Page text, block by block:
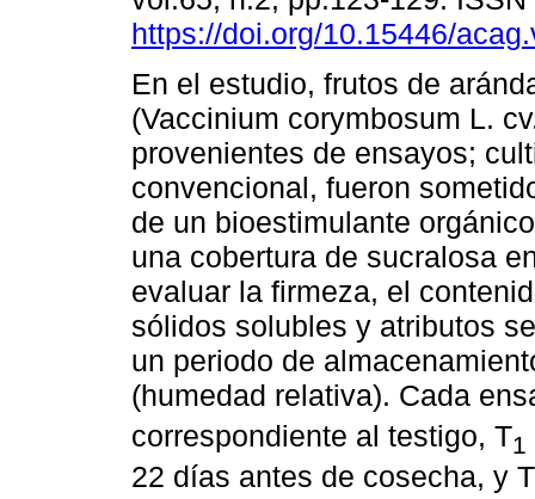
https://doi.org/10.15446/
En el estudio, frutos de
(Vaccinium corymbosum L.
provenientes de ensayos;
convencional, fueron
de un bioestimulante
una cobertura de sucralosa
evaluar la firmeza, el
sólidos solubles y atributos
un periodo de
(humedad relativa). Cada
correspondiente al testigo, T1
22 días antes de cosecha, y T